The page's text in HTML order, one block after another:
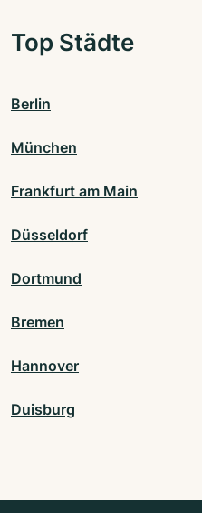
Top Städte
Berlin
München
Frankfurt am Main
Düsseldorf
Dortmund
Bremen
Hannover
Duisburg